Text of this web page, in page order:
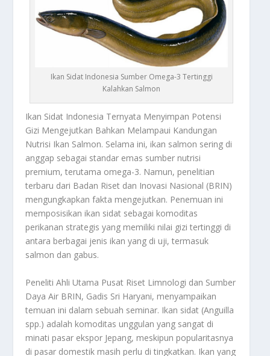
Ikan Sidat Indonesia Sumber Omega-3 Tertinggi
Kalahkan Salmon
Ikan Sidat Indonesia Ternyata Menyimpan Potensi
Gizi Mengejutkan Bahkan Melampaui Kandungan
Nutrisi Ikan Salmon. Selama ini, ikan salmon sering di
anggap sebagai standar emas sumber nutrisi
premium, terutama omega-3. Namun, penelitian
terbaru dari Badan Riset dan Inovasi Nasional (BRIN)
mengungkapkan fakta mengejutkan. Penemuan ini
memposisikan ikan sidat sebagai komoditas
perikanan strategis yang memiliki nilai gizi tertinggi di
antara berbagai jenis ikan yang di uji, termasuk
salmon dan gabus.
Peneliti Ahli Utama Pusat Riset Limnologi dan Sumber
Daya Air BRIN, Gadis Sri Haryani, menyampaikan
temuan ini dalam sebuah seminar. Ikan sidat (Anguilla
spp.) adalah komoditas unggulan yang sangat di
minati pasar ekspor Jepang, meskipun popularitasnya
di pasar domestik masih perlu di tingkatkan. Ikan yang